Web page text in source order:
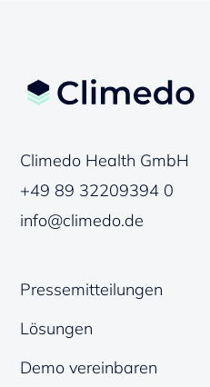
Climedo Health GmbH
+49 89 32209394 0
info@climedo.de
Pressemitteilungen
Lösungen
Demo vereinbaren